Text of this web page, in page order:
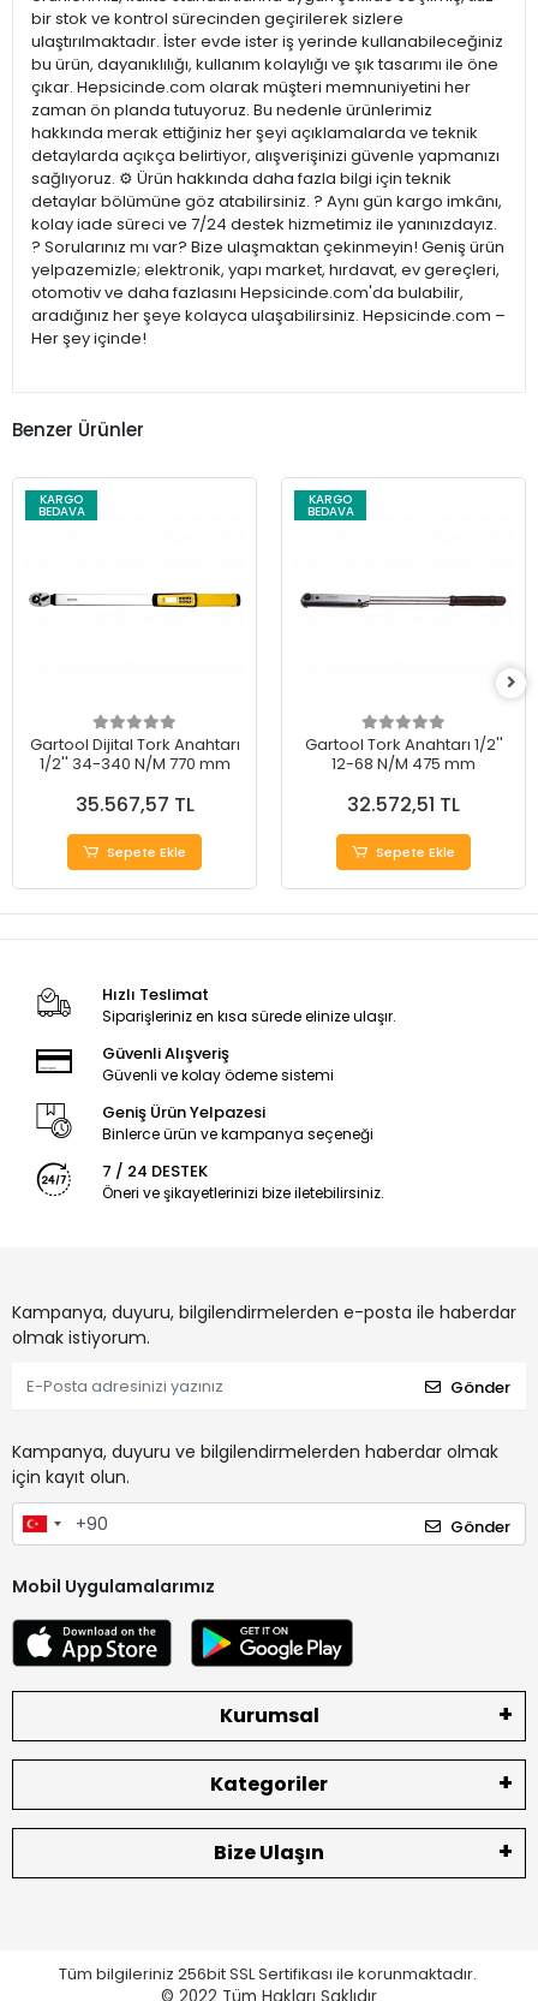
bir stok ve kontrol sürecinden geçirilerek sizlere
ulaştırılmaktadır. İster evde ister iş yerinde kullanabileceğiniz
bu ürün, dayanıklılığı, kullanım kolaylığı ve şık tasarımı ile öne
çıkar. Hepsicinde.com olarak müşteri memnuniyetini her
zaman ön planda tutuyoruz. Bu nedenle ürünlerimiz
hakkında merak ettiğiniz her şeyi açıklamalarda ve teknik
detaylarda açıkça belirtiyor, alışverişinizi güvenle yapmanızı
sağlıyoruz. ⚙️ Ürün hakkında daha fazla bilgi için teknik
detaylar bölümüne göz atabilirsiniz. ? Aynı gün kargo imkânı,
kolay iade süreci ve 7/24 destek hizmetimiz ile yanınızdayız.
? Sorularınız mı var? Bize ulaşmaktan çekinmeyin! Geniş ürün
yelpazemizle; elektronik, yapı market, hırdavat, ev gereçleri,
otomotiv ve daha fazlasını Hepsicinde.com'da bulabilir,
aradığınız her şeye kolayca ulaşabilirsiniz. Hepsicinde.com –
Her şey içinde!
Benzer Ürünler
KARGO
BEDAVA
Gartool Dijital Tork Anahtarı
1/2'' 34-340 N/M 770 mm
35.567,57 TL
Sepete Ekle
KARGO
BEDAVA
Gartool Tork Anahtarı 1/2''
12-68 N/M 475 mm
32.572,51 TL
Sepete Ekle
Hızlı Teslimat
Siparişleriniz en kısa sürede elinize ulaşır.
Güvenli Alışveriş
Güvenli ve kolay ödeme sistemi
Geniş Ürün Yelpazesi
Binlerce ürün ve kampanya seçeneği
7 / 24 DESTEK
Öneri ve şikayetlerinizi bize iletebilirsiniz.
Kampanya, duyuru, bilgilendirmelerden e-posta ile haberdar
olmak istiyorum.
Gönder
Kampanya, duyuru ve bilgilendirmelerden haberdar olmak
için kayıt olun.
Gönder
Mobil Uygulamalarımız
Kurumsal
Kategoriler
Bize Ulaşın
Tüm bilgileriniz 256bit SSL Sertifikası ile korunmaktadır.